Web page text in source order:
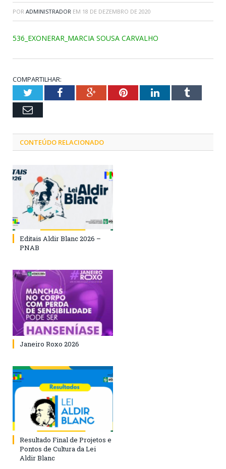
POR ADMINISTRADOR EM 18 DE DEZEMBRO DE 2020
536_EXONERAR_MARCIA SOUSA CARVALHO
COMPARTILHAR:
TwitterFacebookGoogle+PinterestLinkedInTumblr
Email
CONTEÚDO RELACIONADO
Editais Aldir Blanc 2026 –
PNAB
Janeiro Roxo 2026
Resultado Final de Projetos e
Pontos de Cultura da Lei
Aldir Blanc